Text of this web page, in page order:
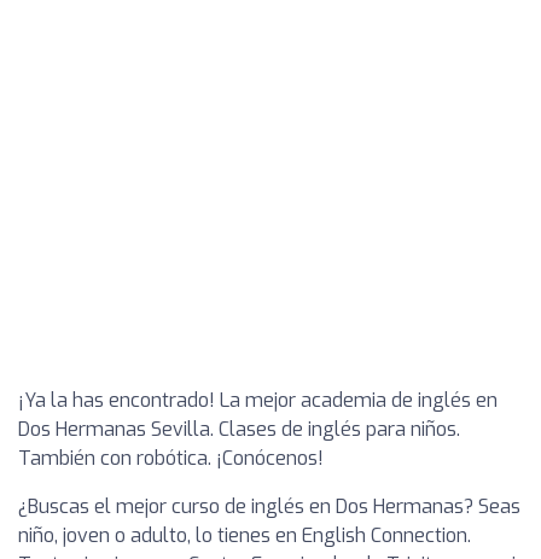
¡Ya la has encontrado! La mejor academia de inglés en
Dos Hermanas Sevilla. Clases de inglés para niños.
También con robótica. ¡Conócenos!
¿Buscas el mejor curso de inglés en Dos Hermanas? Seas
niño, joven o adulto, lo tienes en English Connection.